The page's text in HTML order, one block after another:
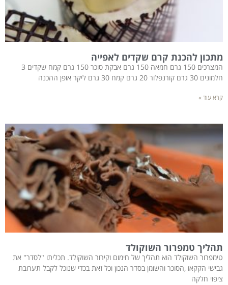
מתכון להכנת קרם שקדים לאפייה
המצרכים 150 גרם חמאה 150 גרם אבקת סוכר 150 גרם קמח שקדים 3
חלמונים 30 גרם קורנפלור 20 גרם קמח 30 גרם ליקר אופן ההכנה
קרא עוד »
תהליך טמפרור השוקולד
טימפרור השוקולד הוא תהליך של חימום וקירור השוקולד. תכליתו "לסדר" את
גבישי הקקאו ,הסוכר והשומן בסדר הנכון וכל זאת בכדי שנוכל לקבל תערובת
ציפוי חלקה